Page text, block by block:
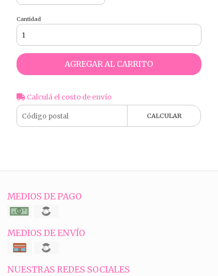
Cantidad
AGREGAR AL CARRITO
Calculá el costo de envío
CALCULAR
MEDIOS DE PAGO
MEDIOS DE ENVÍO
NUESTRAS REDES SOCIALES